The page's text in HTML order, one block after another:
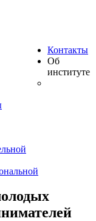
Контакты
Об
институте